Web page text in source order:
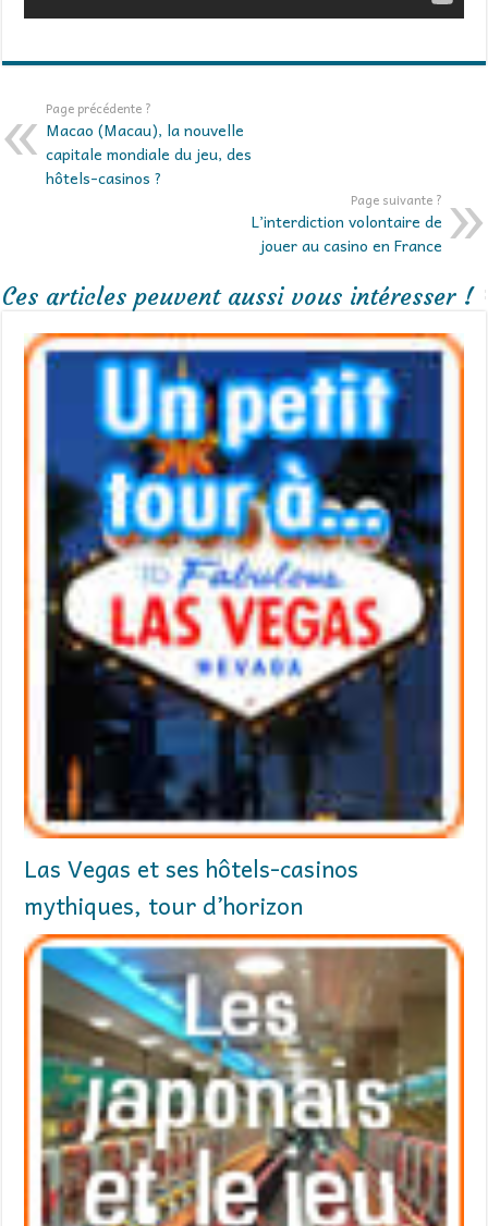
Page précédente ?
Macao (Macau), la nouvelle
capitale mondiale du jeu, des
hôtels-casinos ?
Page suivante ?
L’interdiction volontaire de
jouer au casino en France
Ces articles peuvent aussi vous intéresser !
Las Vegas et ses hôtels-casinos
mythiques, tour d’horizon